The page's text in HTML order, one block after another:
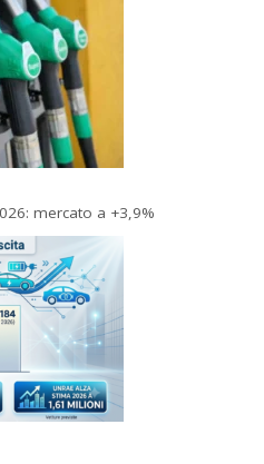
mercato a +3,9%